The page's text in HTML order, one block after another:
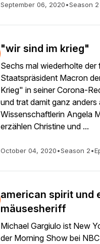
September 06, 2020•Season 2
"wir sind im krieg"
Sechs mal wiederholte
Staatspräsident Macron
Krieg" in seiner Corona-
und trat damit ganz anders
Wissenschaftlerin Angela
erzählen Christine und ...
October 04, 2020•Season 2•
american spirit und
mäusesheriff
Michael Gargiulo ist New
der Morning Show bei